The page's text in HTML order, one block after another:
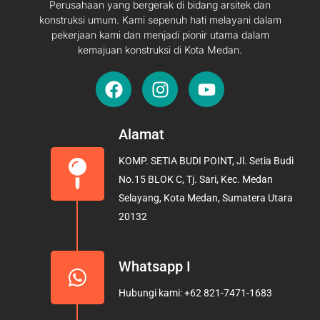
Perusahaan yang bergerak di bidang arsitek dan
konstruksi umum. Kami sepenuh hati melayani dalam
pekerjaan kami dan menjadi pionir utama dalam
kemajuan konstruksi di Kota Medan.
F
a
e
o
o
k
I
n
t
g
r
a
Y
o
b
e
Alamat
KOMP. SETIA BUDI POINT, Jl. Setia Budi
No.15 BLOK C, Tj. Sari, Kec. Medan
Selayang, Kota Medan, Sumatera Utara
20132
Whatsapp I
Hubungi kami: +62 821-7471-1683